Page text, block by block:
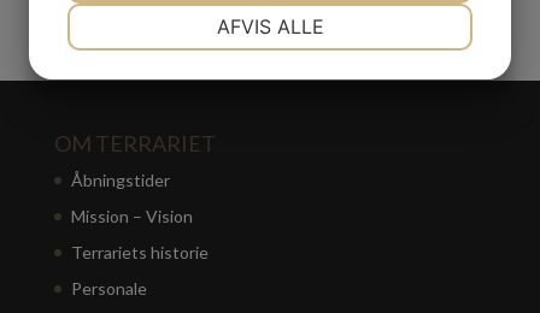
OM TERRARIET
Åbningstider
Mission – Vision
Terrariets historie
Personale
AFVIS ALLE